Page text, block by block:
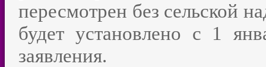
пересмотрен без сельской
будет установлено с 1
заявления.